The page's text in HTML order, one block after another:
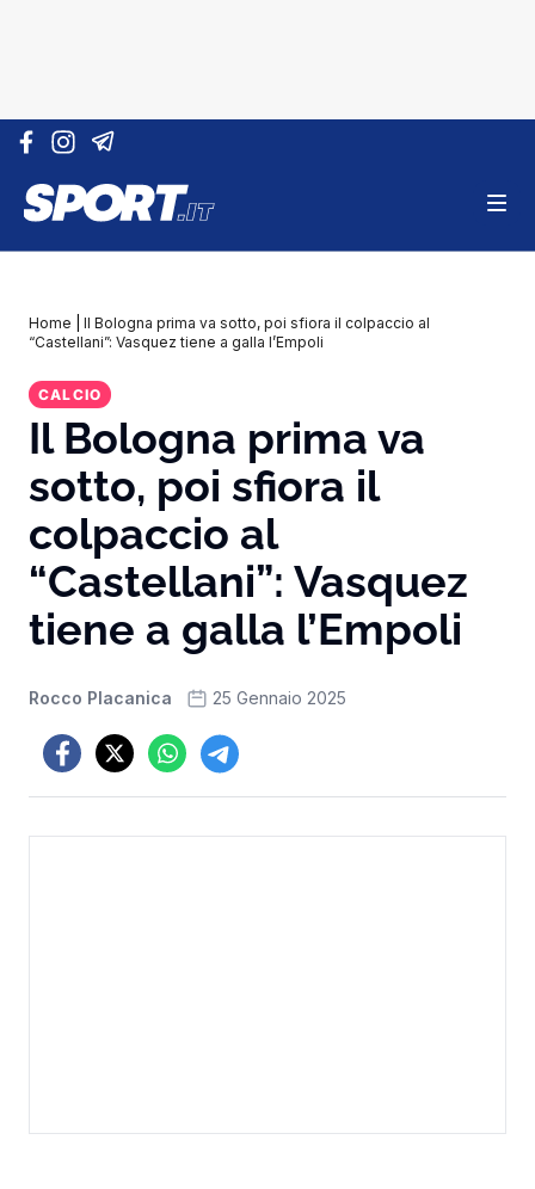
Vai al contenuto
Home
Il Bologna prima va sotto, poi sfiora il colpaccio al
“Castellani”: Vasquez tiene a galla l’Empoli
CALCIO
Il Bologna prima va
sotto, poi sfiora il
colpaccio al
“Castellani”: Vasquez
tiene a galla l’Empoli
Rocco Placanica 25 Gennaio 2025